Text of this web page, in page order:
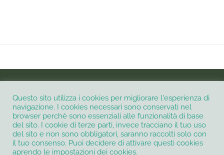
Informativa Privacy e Cookie Policy
Contatti
Termini e condizioni
@2021 - All Right Reserved. Creato e sviluppato con
Questo sito utilizza i cookies per migliorare l'esperienza di
navigazione. I cookies necessari sono conservati nel
browser perchè sono essenziali alle funzionalità di base
del sito. I cookie di terze parti, invece tracciano il tuo uso
del sito e non sono obbligatori, saranno raccolti solo con
il tuo consenso. Puoi decidere di attivare questi cookies
aprendo le impostazioni dei cookies.